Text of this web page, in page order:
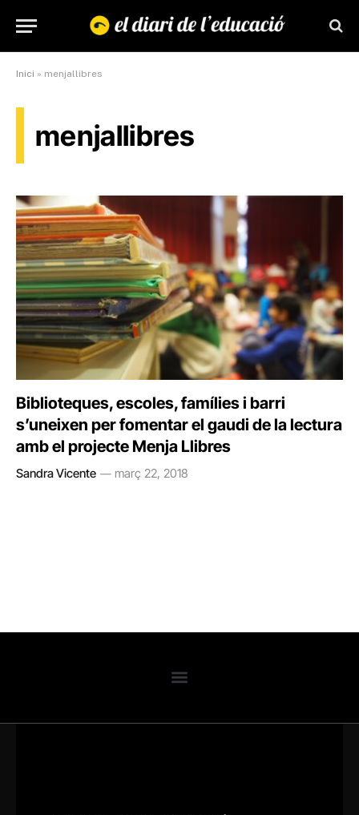
Inici » menjallibres
menjallibres
Biblioteques, escoles, famílies i barri
s’uneixen per fomentar el gaudi de la lectura
amb el projecte Menja Llibres
Sandra Vicente març 22, 2018